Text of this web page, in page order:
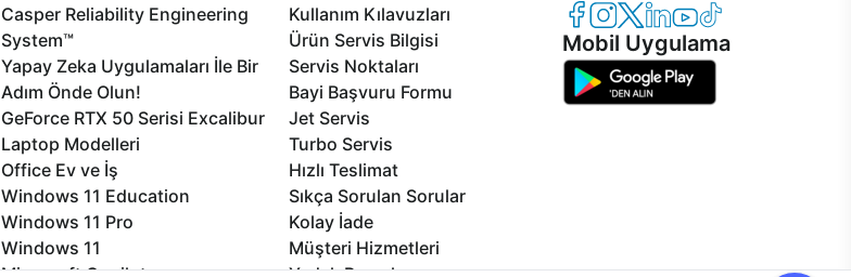
Casper Reliability Engineering
System™
Yapay Zeka Uygulamaları İle Bir
Adım Önde Olun!
GeForce RTX 50 Serisi Excalibur
Laptop Modelleri
Office Ev ve İş
Windows 11 Education
Windows 11 Pro
Windows 11
Kullanım Kılavuzları
Ürün Servis Bilgisi
Servis Noktaları
Bayi Başvuru Formu
Jet Servis
Turbo Servis
Hızlı Teslimat
Sıkça Sorulan Sorular
Kolay İade
Müşteri Hizmetleri
Casper Facebook
Casper Instagram
Casper Twitter
Casper LinkedIn
Casper YouTube
Casper TikTok
Mobil Uygulama